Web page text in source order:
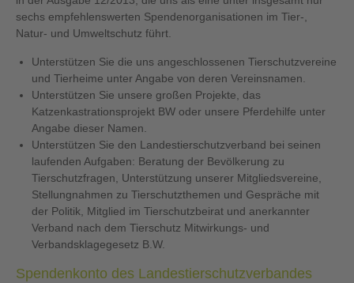
sechs empfehlenswerten Spendenorganisationen im Tier-,
Natur- und Umweltschutz führt.
Unterstützen Sie die uns angeschlossenen Tierschutzvereine
und Tierheime unter Angabe von deren Vereinsnamen.
Unterstützen Sie unsere großen Projekte, das
Katzenkastrationsprojekt BW oder unsere Pferdehilfe unter
Angabe dieser Namen.
Unterstützen Sie den Landestierschutzverband bei seinen
laufenden Aufgaben: Beratung der Bevölkerung zu
Tierschutzfragen, Unterstützung unserer Mitgliedsvereine,
Stellungnahmen zu Tierschutzthemen und Gespräche mit
der Politik, Mitglied im Tierschutzbeirat und anerkannter
Verband nach dem Tierschutz Mitwirkungs- und
Verbandsklagegesetz B.W.
Spendenkonto des Landestierschutzverbandes